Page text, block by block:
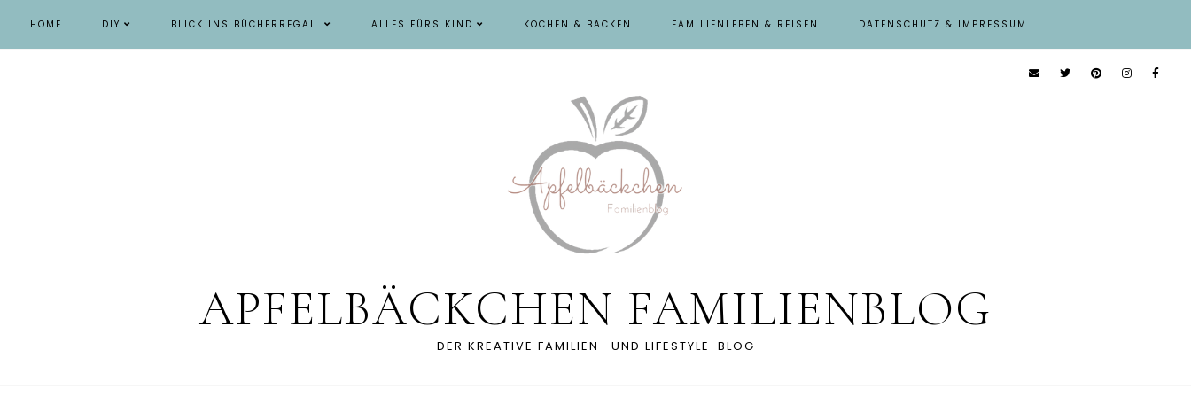
HOME DIY BLICK INS BÜCHERREGAL ALLES FÜRS KIND KOCHEN & BACKEN FAMILIENLEBEN & REISEN DATENSCHUTZ & IMPRESSUM
APFELBÄCKCHEN FAMILIENBLOG
DER KREATIVE FAMILIEN- UND LIFESTYLE-BLOG